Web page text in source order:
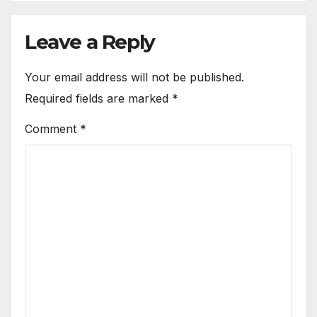
Leave a Reply
Your email address will not be published.
Required fields are marked *
Comment *